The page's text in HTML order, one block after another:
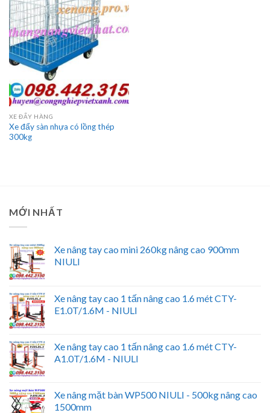
XE ĐẨY HÀNG
Xe đẩy sàn nhựa có lồng thép
300kg
MỚI NHẤT
Xe nâng tay cao mini 260kg nâng cao 900mm
NIULI
Xe nâng tay cao 1 tấn nâng cao 1.6 mét CTY-
E1.0T/1.6M - NIULI
Xe nâng tay cao 1 tấn nâng cao 1.6 mét CTY-
A1.0T/1.6M - NIULI
Xe nâng mặt bàn WP500 NIULI - 500kg nâng cao
1500mm